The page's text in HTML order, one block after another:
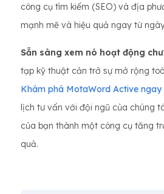
công cụ tìm kiếm (SEO) và địa
mạnh mẽ và hiệu quả ngay từ
Sẵn sàng xem nó hoạt động
tạp kỹ thuật cản trở sự mở rộng
Khám phá MotaWord Active ngay
lịch tư vấn với đội ngũ của chúng
của bạn thành một công cụ tăng
quả.